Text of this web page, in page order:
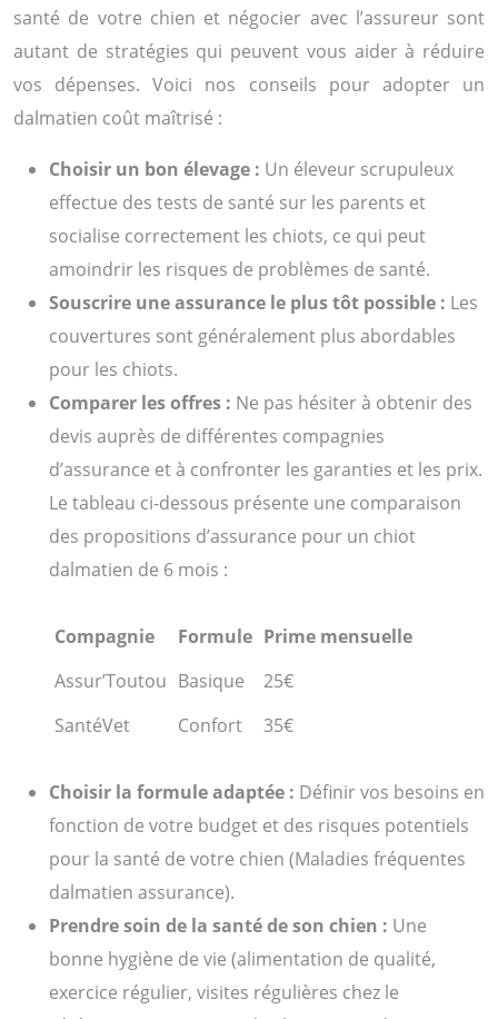
santé de votre chien et négocier avec l’assureur sont
autant de stratégies qui peuvent vous aider à réduire
vos dépenses. Voici nos conseils pour adopter un
dalmatien coût maîtrisé :
Choisir un bon élevage : Un éleveur scrupuleux
effectue des tests de santé sur les parents et
socialise correctement les chiots, ce qui peut
amoindrir les risques de problèmes de santé.
Souscrire une assurance le plus tôt possible : Les
couvertures sont généralement plus abordables
pour les chiots.
Comparer les offres : Ne pas hésiter à obtenir des
devis auprès de différentes compagnies
d’assurance et à confronter les garanties et les prix.
Le tableau ci-dessous présente une comparaison
des propositions d’assurance pour un chiot
dalmatien de 6 mois :
Compagnie Formule Prime mensuelle
Assur’Toutou Basique
25€
SantéVet
Confort 35€
Choisir la formule adaptée : Définir vos besoins en
fonction de votre budget et des risques potentiels
pour la santé de votre chien (Maladies fréquentes
dalmatien assurance).
Prendre soin de la santé de son chien : Une
bonne hygiène de vie (alimentation de qualité,
exercice régulier, visites régulières chez le